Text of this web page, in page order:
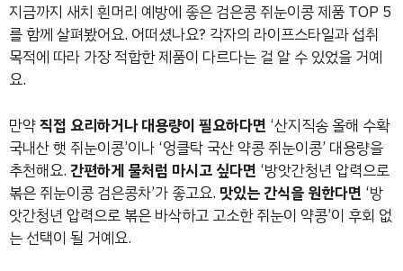
지금까지 새치 흰머리 예방에 좋은 검은콩 쥐눈이콩 제품 TOP 5
를 함께 살펴봤어요. 어떠셨나요? 각자의 라이프스타일과 섭취
목적에 따라 가장 적합한 제품이 다르다는 걸 알 수 있었을 거예
요.
만약직접 요리하거나 대용량이 필요하다면 ‘산지직송 올해 수확
국내산 햇 쥐눈이콩’이나 ‘엉클탁 국산 약콩 쥐눈이콩’ 대용량을
추천해요. 간편하게 물처럼 마시고 싶다면 ‘방앗간청년 압력으로
볶은 쥐눈이콩 검은콩차’가 좋고요. 맛있는 간식을 원한다면 ‘방
앗간청년 압력으로 볶은 바삭하고 고소한 쥐눈이 약콩’이 후회 없
는 선택이 될 거예요.